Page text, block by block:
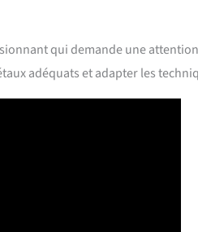
qui demande une
adéquats et adapter les